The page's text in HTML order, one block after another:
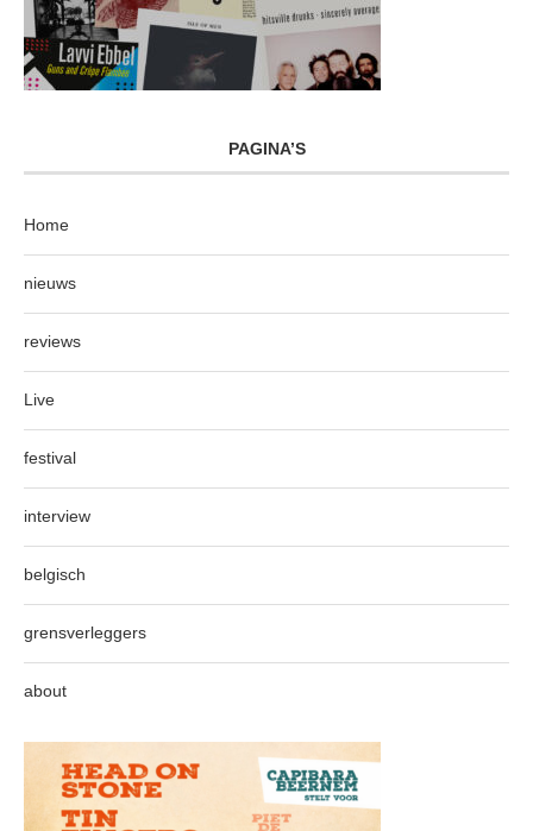
PAGINA’S
Home
nieuws
reviews
Live
festival
interview
belgisch
grensverleggers
about